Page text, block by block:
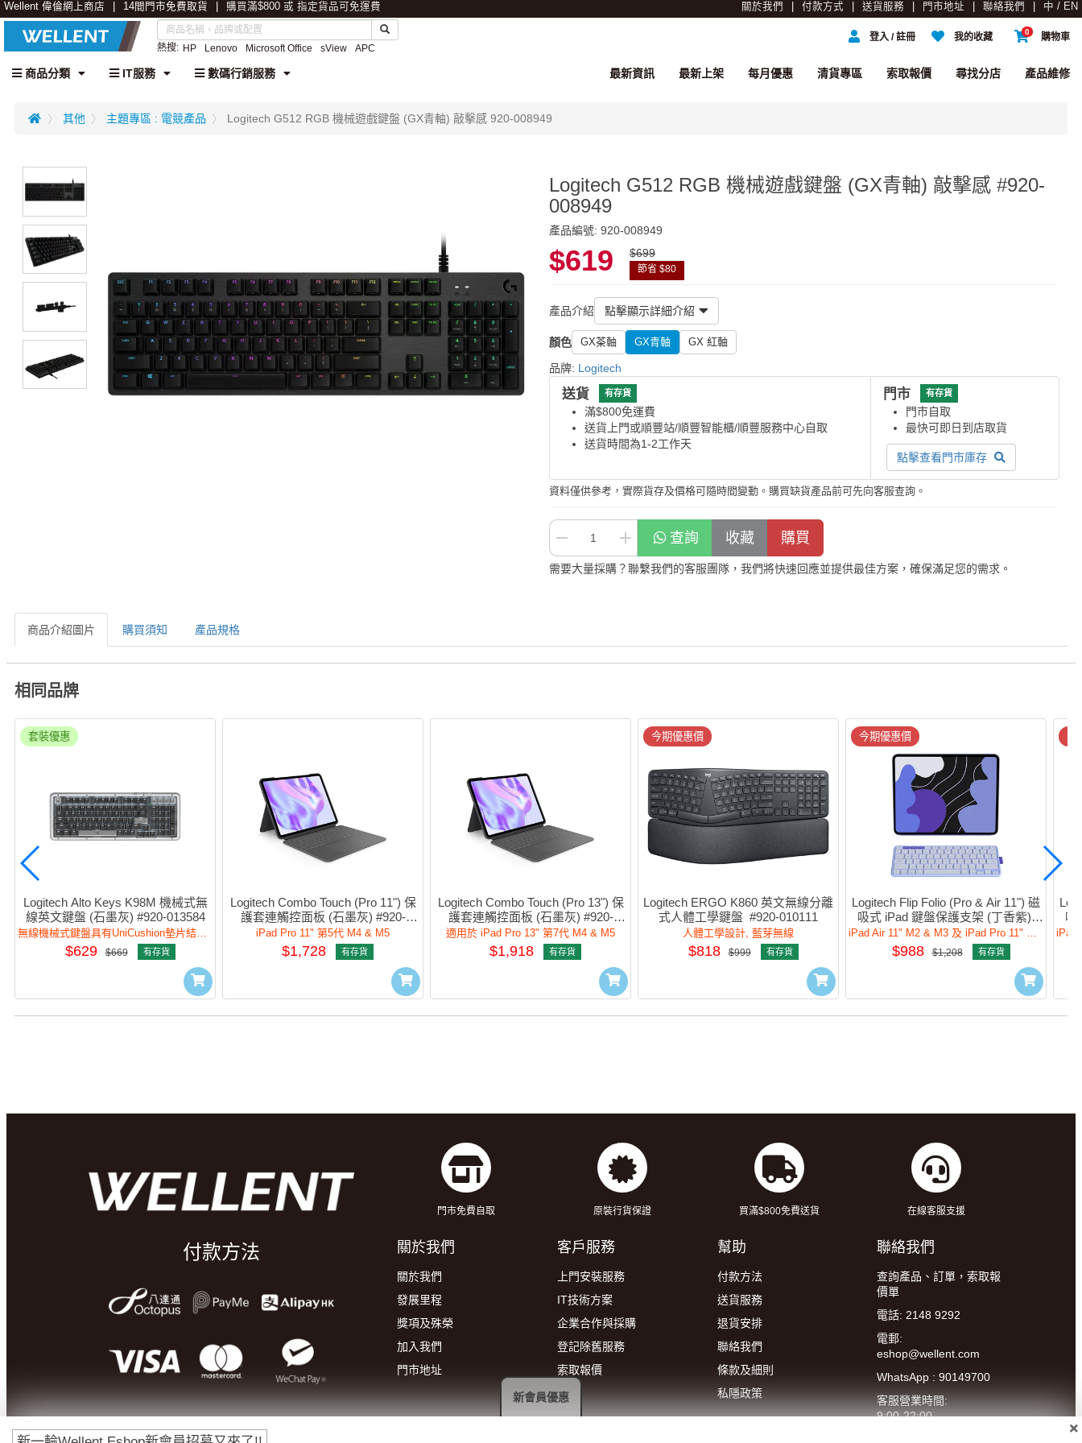
Wellent 偉倫網上商店 14間門市免費取貨 購買滿$800 或 指定貨品可免運費 關於我們 付款方式 送貨服務 門市地址 聯絡我們 中 / EN
熱搜: HP Lenovo Microsoft Office sView APC
0 購物車
我的收藏
登入 / 註冊
商品分類 IT服務 數碼行銷服務 產品維修
尋找分店
索取報價
清貨專區
每月優惠
最新上架
最新資訊
其他 主題專區 : 電競產品 Logitech G512 RGB 機械遊戲鍵盤 (GX青軸) 敲擊感 920-008949
Logitech G512 RGB 機械遊戲鍵盤 (GX青軸) 敲擊感 #920-
008949
產品編號: 920-008949
$619 $699
節省 $80
產品介紹 點擊顯示詳細介紹
顏色 GX茶軸 GX青軸 GX 紅軸
品牌: Logitech
送貨 有存貨
滿$800免運費
送貨上門或順豐站/順豐智能櫃/順豐服務中心自取
送貨時間為1-2工作天
門市 有存貨
門市自取
最快可即日到店取貨
點擊查看門市庫存
資料僅供參考，實際貨存及價格可隨時間變動。購買缺貨產品前可先向客服查詢。
查詢
需要大量採購？聯繫我們的客服團隊，我們將快速回應並提供最佳方案，確保滿足您的需求。
商品介紹圖片 購買須知 產品規格
相同品牌
套裝優惠
Logitech Alto Keys K98M 機械式無
線英文鍵盤 (石墨灰) #920-013584
$629 $669 有存貨
Logitech Combo Touch (Pro 11") 保
護套連觸控面板 (石墨灰) #920-
012767
iPad Pro 11" 第5代 M4 & M5
$1,728 有存貨
Logitech Combo Touch (Pro 13") 保
護套連觸控面板 (石墨灰) #920-
012662
適用於 iPad Pro 13" 第7代 M4 & M5
$1,918 有存貨
今期優惠價
Logitech ERGO K860 英文無線分離
式人體工學鍵盤  #920-010111
人體工學設計, 藍芽無線
$818 $999 有存貨
今期優惠價
Logitech Flip Folio (Pro & Air 11") 磁
吸式 iPad 鍵盤保護支架 (丁香紫)
#920-013843
$988 $1,208 有存貨
今
吸
付款方法
門市免費自取 原裝行貨保證 買滿$800免費送貨 在線客服支援
關於我們
關於我們
發展里程
獎項及殊榮
加入我們
門市地址
客戶服務
上門安裝服務
IT技術方案
企業合作與採購
登記除舊服務
索取報價
幫助
付款方法
送貨服務
退貨安排
聯絡我們
條款及細則
私隱政策
聯絡我們
查詢產品、訂單，索取報
價單
電話: 2148 9292
電郵:
eshop@wellent.com
WhatsApp : 90149700
客服營業時間:
9:00-22:00
新會員優惠